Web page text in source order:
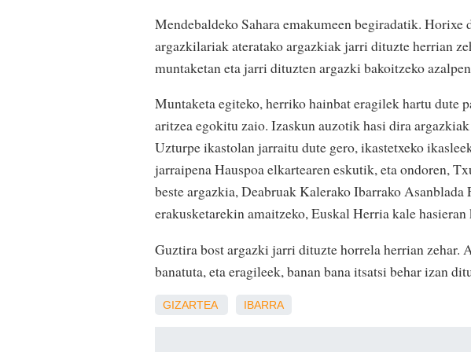
Mendebaldeko Sahara emakumeen begiradatik. Horixe
argazkilariak ateratako argazkiak jarri dituzte herrian
muntaketan eta jarri dituzten argazki bakoitzeko
Muntaketa egiteko, herriko hainbat eragilek hartu dute
aritzea egokitu zaio. Izaskun auzotik hasi dira
Uzturpe ikastolan jarraitu dute gero, ikastetxeko
jarraipena Hauspoa elkartearen eskutik, eta ondoren,
beste argazkia, Deabruak Kalerako Ibarrako
erakusketarekin amaitzeko, Euskal Herria kale
Guztira bost argazki jarri dituzte horrela herrian zehar.
banatuta, eta eragileek, banan bana itsatsi behar izan
GIZARTEA IBARRA